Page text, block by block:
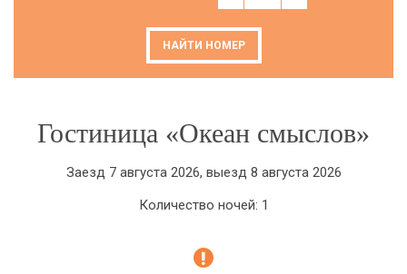
НАЙТИ НОМЕР
Гостиница «Океан смыслов»
Заезд 7 августа 2026, выезд 8 августа 2026
Количество ночей: 1